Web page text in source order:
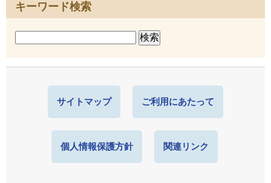
キーワード検索
サイトマップ ご利用にあたって
個人情報保護方針 関連リンク